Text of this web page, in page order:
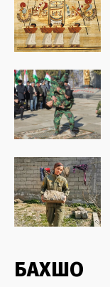
БАХШҲО